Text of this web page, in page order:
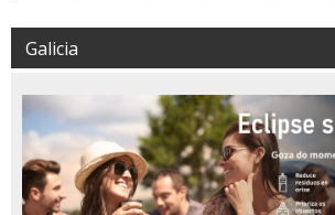
Galicia